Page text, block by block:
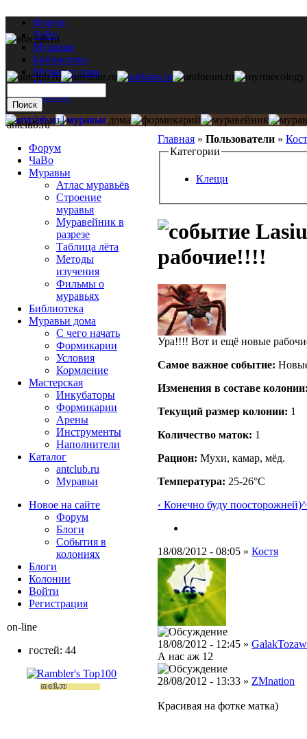
Форум
ЧаВо
Муравьи
Библиотека
Муравьи дома
Мастерская
Каталог
Главная » Пользователи »
Категории
Клещи
рабочие!!!!
Ура!!!! Вот и ещё новые
Самое важное событие:
Изменения в составе
Текущий размер кoлонии: 1
Количество маток: 1
Рацион: Мухи, камар, мёд.
Температура: 25-26°C
‹ Конечно буду поосторожней)
18/08/2012 - 08:05 » Костя
18/08/2012 - 12:45 »
А нас аж 12
28/08/2012 - 13:33 » ZMnation
Красивая на фотке матка)
antclub.ru
Форум
ЧаВо
Муравьи
Атлас муравьёв
Строение
муравья
Муравейник в
разрезе
Таблица лёта
Методы
изучения
Фильмы о
муравьях
Библиотека
Муравьи дома
С чего начать
Формикарии
Условия
Кормление
Мастерская
Инкубаторы
Формикарии
Арены
Инструменты
Наполнители
Каталог
antclub.ru
Муравьи
Новое на сайте
Форум
Блоги
События в
колониях
Блоги
Колонии
Войти
Peгиcтpaция
on-line
гостей: 44